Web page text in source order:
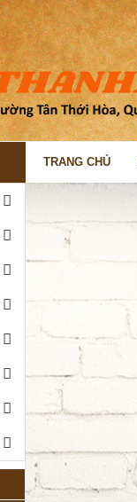
TRANG CHỦ